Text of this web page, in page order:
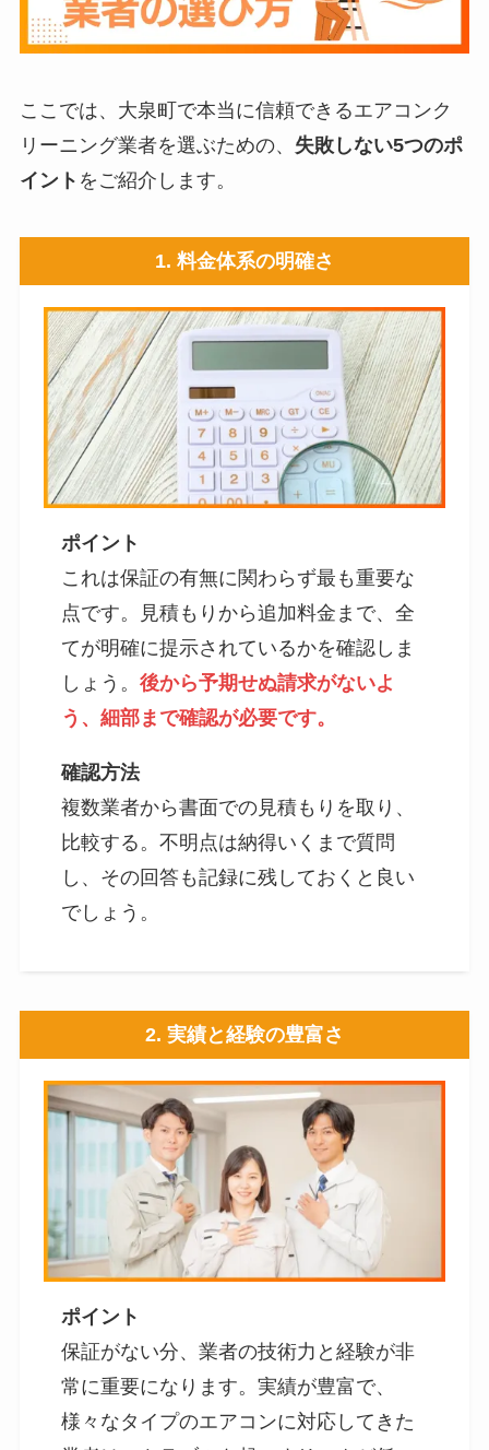
ここでは、大泉町で本当に信頼できるエアコンク
リーニング業者を選ぶための、 失敗しない5つのポ
イント をご紹介します。
1. 料金体系の明確さ
ポイント
これは保証の有無に関わらず最も重要な
点です。見積もりから追加料金まで、全
てが明確に提示されているかを確認しま
しょう。後から予期せぬ請求がないよ
う、細部まで確認が必要です。
確認方法
複数業者から書面での見積もりを取り、
比較する。不明点は納得いくまで質問
し、その回答も記録に残しておくと良い
でしょう。
2. 実績と経験の豊富さ
ポイント
保証がない分、業者の技術力と経験が非
常に重要になります。実績が豊富で、
様々なタイプのエアコンに対応してきた